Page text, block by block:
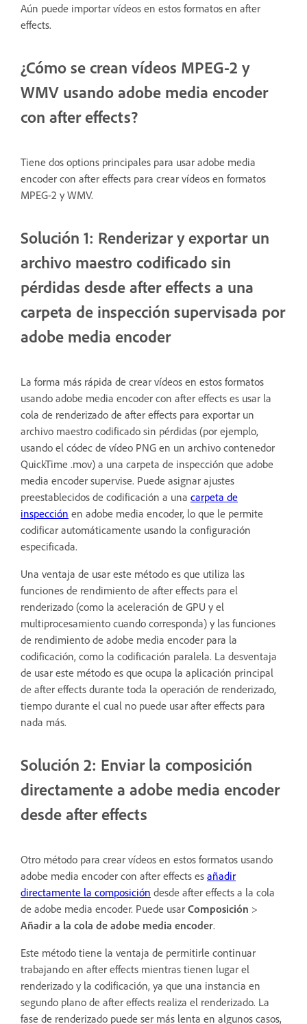
Aún puede importar vídeos en estos formatos en after
effects.
¿Cómo se crean vídeos MPEG-2 y
WMV usando adobe media encoder
con after effects?
Tiene dos options principales para usar adobe media
encoder con after effects para crear vídeos en formatos
MPEG-2 y WMV.
Solución 1: Renderizar y exportar un
archivo maestro codificado sin
pérdidas desde after effects a una
carpeta de inspección supervisada por
adobe media encoder
La forma más rápida de crear vídeos en estos formatos
usando adobe media encoder con after effects es usar la
cola de renderizado de after effects para exportar un
archivo maestro codificado sin pérdidas (por ejemplo,
usando el códec de vídeo PNG en un archivo contenedor
QuickTime .mov) a una carpeta de inspección que adobe
media encoder supervise. Puede asignar ajustes
preestablecidos de codificación a una carpeta de
inspección en adobe media encoder, lo que le permite
codificar automáticamente usando la configuración
especificada.
Una ventaja de usar este método es que utiliza las
funciones de rendimiento de after effects para el
renderizado (como la aceleración de GPU y el
multiprocesamiento cuando corresponda) y las funciones
de rendimiento de adobe media encoder para la
codificación, como la codificación paralela. La desventaja
de usar este método es que ocupa la aplicación principal
de after effects durante toda la operación de renderizado,
tiempo durante el cual no puede usar after effects para
nada más.
Solución 2: Enviar la composición
directamente a adobe media encoder
desde after effects
Otro método para crear vídeos en estos formatos usando
adobe media encoder con after effects es añadir
directamente la composición desde after effects a la cola
de adobe media encoder. Puede usar Composición >
Añadir a la cola de adobe media encoder.
Este método tiene la ventaja de permitirle continuar
trabajando en after effects mientras tienen lugar el
renderizado y la codificación, ya que una instancia en
segundo plano de after effects realiza el renderizado. La
fase de renderizado puede ser más lenta en algunos casos,